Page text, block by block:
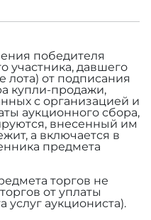
победителя
участника, давшего
лота) от подписания
купли-продажи,
с организацией и
аукционного сбора,
внесенный им
а включается в
предмета
торгов не
от уплаты
услуг аукциониста).